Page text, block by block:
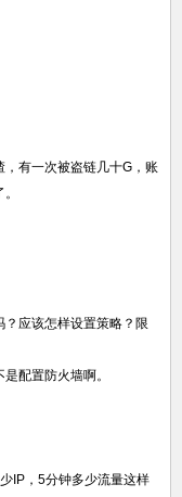
，有一次被盗链几十G，账
应该怎样设置策略？限
配置防火墙啊。
IP，5分钟多少流量这样